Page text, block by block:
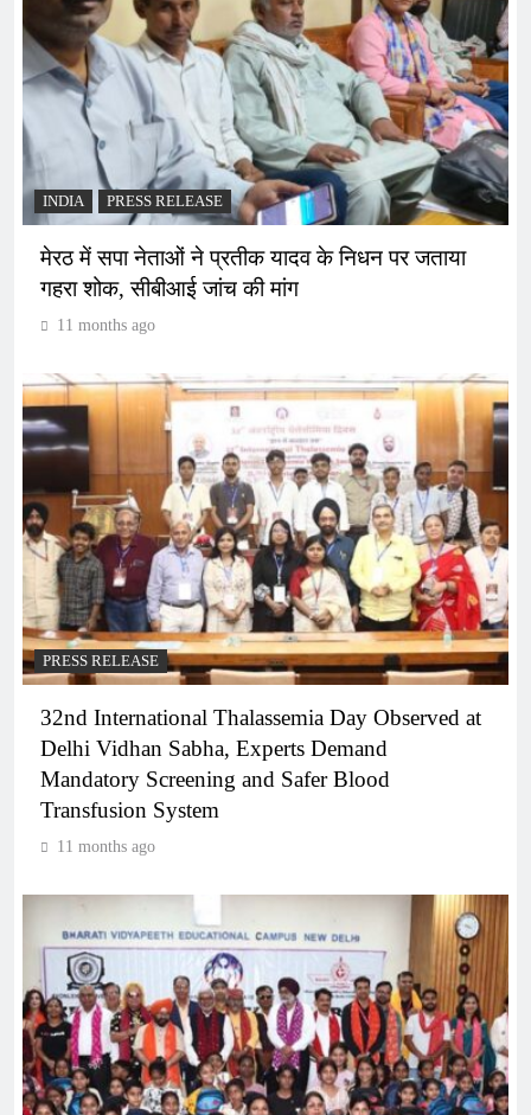
INDIA PRESS RELEASE
मेरठ में सपा नेताओं ने प्रतीक यादव के निधन पर जताया
गहरा शोक, सीबीआई जांच की मांग
11 months ago
PRESS RELEASE
32nd International Thalassemia Day Observed at
Delhi Vidhan Sabha, Experts Demand
Mandatory Screening and Safer Blood
Transfusion System
11 months ago